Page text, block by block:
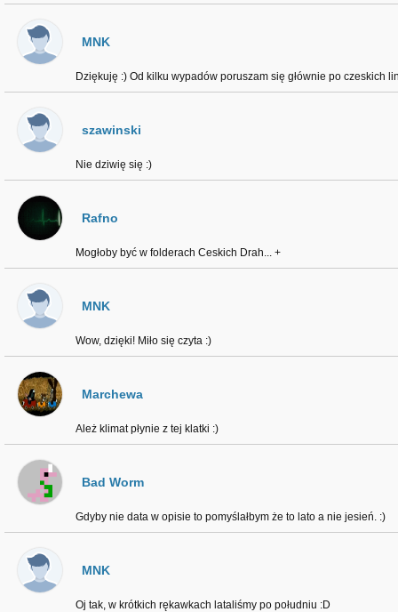
MNK
Dziękuję :) Od kilku wypadów poruszam się głównie po czeskich
szawinski
Nie dziwię się :)
Rafno
Mogłoby być w folderach Ceskich Drah... +
MNK
Wow, dzięki! Miło się czyta :)
Marchewa
Ależ klimat płynie z tej klatki :)
Bad Worm
Gdyby nie data w opisie to pomyślałbym że to lato a nie jesień. :)
MNK
Oj tak, w krótkich rękawkach lataliśmy po południu :D